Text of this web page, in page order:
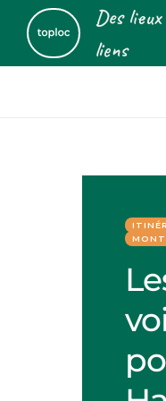
Des
liens